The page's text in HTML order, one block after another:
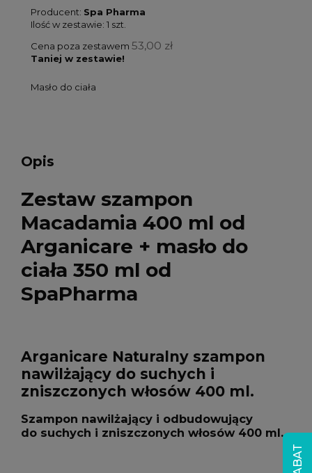
Producent: Spa Pharma
Ilość w zestawie: 1 szt.
Cena poza zestawem 53,00 zł
Taniej w zestawie!
Masło do ciała
Opis
Zestaw szampon
Macadamia 400 ml od
Arganicare + masło do
ciała 350 ml od
SpaPharma
Arganicare Naturalny szampon
nawilżający do suchych i
zniszczonych włosów 400 ml.
Szampon nawilżający i odbudowujący
do suchych i zniszczonych włosów 400 ml.